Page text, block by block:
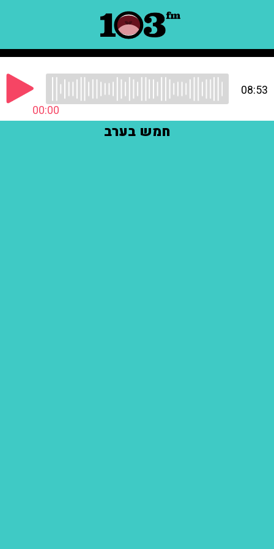
00:00
08:53
חמש בערב